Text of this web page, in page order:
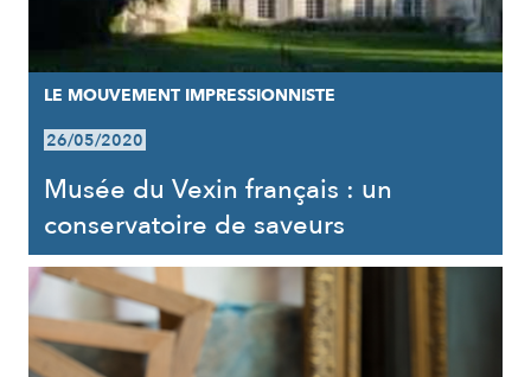
LE MOUVEMENT IMPRESSIONNISTE
26/05/2020
Musée du Vexin français : un
conservatoire de saveurs